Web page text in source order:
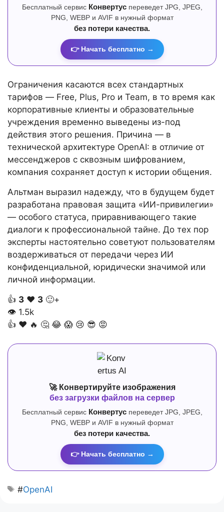
Бесплатный сервис Конвертуспереведет JPG, JPEG,
PNG, WEBP и AVIF в нужный формат
без потери качества.
👉 Начать бесплатно →
Ограничения касаются всех стандартных
тарифов — Free, Plus, Pro и Team, в то время как
корпоративные клиенты и образовательные
учреждения временно выведены из-под
действия этого решения. Причина — в
технической архитектуре OpenAI: в отличие от
мессенджеров с сквозным шифрованием,
компания сохраняет доступ к истории общения.
Альтман выразил надежду, что в будущем будет
разработана правовая защита «ИИ-привилегии»
— особого статуса, приравнивающего такие
диалоги к профессиональной тайне. До тех пор
эксперты настоятельно советуют пользователям
воздерживаться от передачи через ИИ
конфиденциальной, юридически значимой или
личной информации.
👍 3 ❤️ 3 🙂+
👁 1.5k
👍 ❤️ 🔥 🤔 😂 😱 😢 😎 😡
🚀 Конвертируйте изображения
без загрузки файлов на сервер
Бесплатный сервис Конвертуспереведет JPG, JPEG,
PNG, WEBP и AVIF в нужный формат
без потери качества.
👉 Начать бесплатно →
#OpenAI